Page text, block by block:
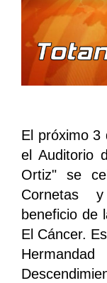
El próximo 3
el Auditorio
Ortiz" se
Cornetas
beneficio de
El Cáncer.